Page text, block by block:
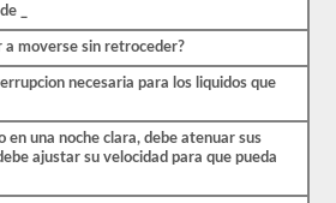
_
a moverse sin retroceder?
necesaria para los liquidos que
en una noche clara, debe atenuar sus
ajustar su velocidad para que pueda